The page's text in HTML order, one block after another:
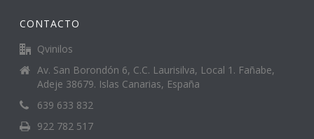
CONTACTO
Qvinilos
Av. San Borondón 6, C.C. Laurisilva, Local 1. Fañabe,
Adeje 38679. Islas Canarias, España
639 633 832
922 782 517